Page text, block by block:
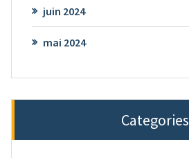
juin 2024
mai 2024
Categories